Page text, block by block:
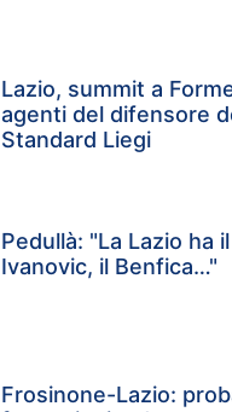
Lazio, summit a
agenti del difensore
Standard Liegi
Pedullà: "La Lazio ha
Ivanovic, il Benfica…"
Frosinone-Lazio: